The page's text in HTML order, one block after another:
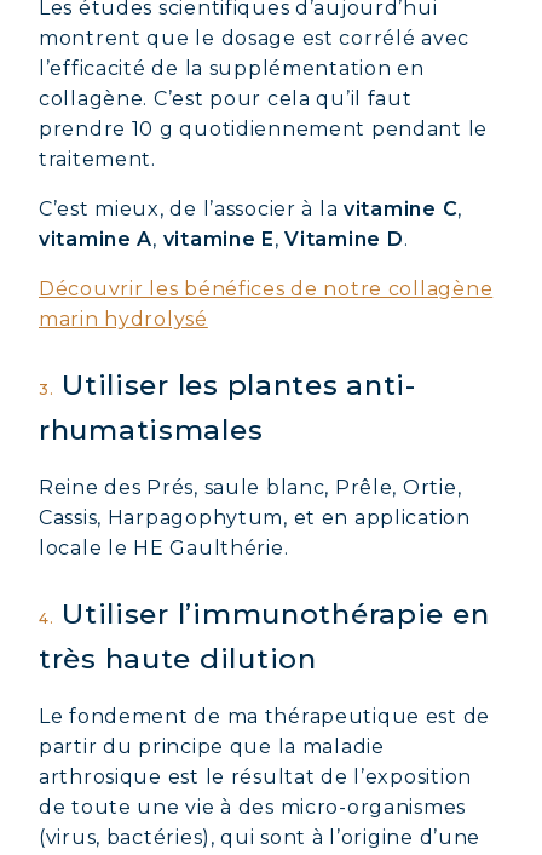
COVÉLINE, SÉRUM EXPERT
COLLAGÈNE BEAUTÉ : PEAU,
CHEVEUX & ONGLES SUBLIMES
COLLAGÈNE SPORT : FORCE,
ENDURANCE & RÉCUPÉRATION
COLLAGÈNE DÉTOX : AFFINEZ ET
RAFFERMISSEZ VOTRE CORPS
COLLAGÈNE POUR CHEVEUX :
CROISSANCE & FORCE
& ARTICULATIONS
COLLAGÈNE : BOOSTEZ VOTRE
IMMUNITÉ NATURELLEMENT
Les études scientifiques d’aujourd’hui
montrent que le dosage est corrélé avec
l’efficacité de la supplémentation en
collagène. C’est pour cela qu’il faut
prendre 10 g quotidiennement pendant le
traitement.
C’est mieux, de l’associer à lavitamine C,
vitamine A, vitamine E,Vitamine D.
Découvrir les bénéfices de notre collagène
marin hydrolysé
3.
Utiliser les plantes anti-
rhumatismales
Reine des Prés, saule blanc, Prêle, Ortie,
Cassis, Harpagophytum, et en application
locale le HE Gaulthérie.
4.
Utiliser l’immunothérapie en
très haute dilution
Le fondement de ma thérapeutique est de
partir du principe que la maladie
arthrosique est le résultat de l’exposition
de toute une vie à des micro-organismes
(virus, bactéries), qui sont à l’origine d’une